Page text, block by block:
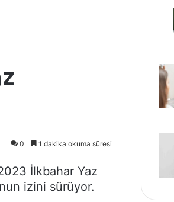
0 1 dakika okuma süresi
İlkbahar Yaz
izini sürüyor.